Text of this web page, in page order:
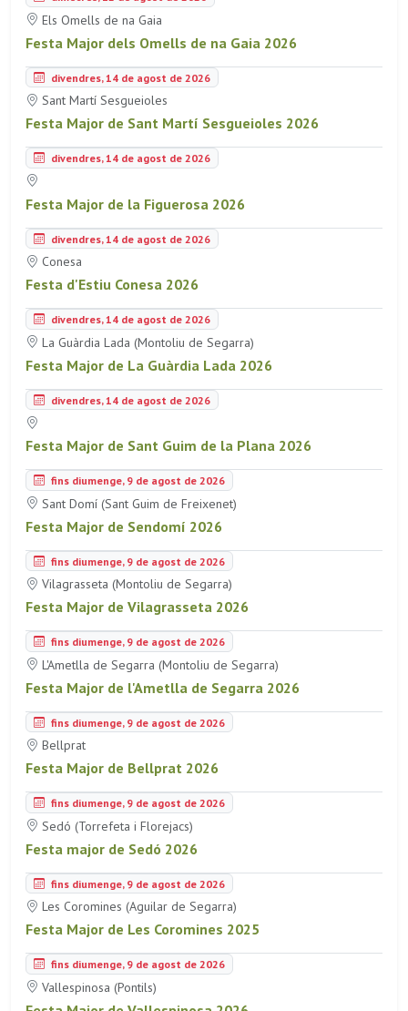
Els Omells de na Gaia
Festa Major dels Omells de na Gaia 2026
divendres, 14 de agost de 2026
Sant Martí Sesgueioles
Festa Major de Sant Martí Sesgueioles 2026
divendres, 14 de agost de 2026
Festa Major de la Figuerosa 2026
divendres, 14 de agost de 2026
Conesa
Festa d'Estiu Conesa 2026
divendres, 14 de agost de 2026
La Guàrdia Lada (Montoliu de Segarra)
Festa Major de La Guàrdia Lada 2026
divendres, 14 de agost de 2026
Festa Major de Sant Guim de la Plana 2026
fins diumenge, 9 de agost de 2026
Sant Domí (Sant Guim de Freixenet)
Festa Major de Sendomí 2026
fins diumenge, 9 de agost de 2026
Vilagrasseta (Montoliu de Segarra)
Festa Major de Vilagrasseta 2026
fins diumenge, 9 de agost de 2026
L'Ametlla de Segarra (Montoliu de Segarra)
Festa Major de l'Ametlla de Segarra 2026
fins diumenge, 9 de agost de 2026
Bellprat
Festa Major de Bellprat 2026
fins diumenge, 9 de agost de 2026
Sedó (Torrefeta i Florejacs)
Festa major de Sedó 2026
fins diumenge, 9 de agost de 2026
Les Coromines (Aguilar de Segarra)
Festa Major de Les Coromines 2025
fins diumenge, 9 de agost de 2026
Vallespinosa (Pontils)